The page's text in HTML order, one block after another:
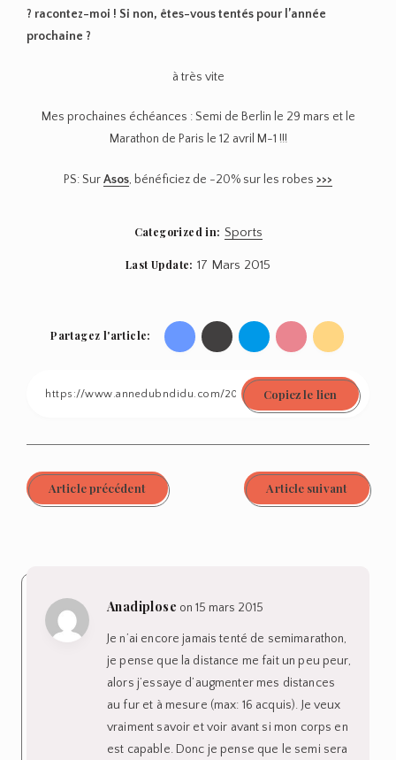
? racontez-moi ! Si non, êtes-vous tentés pour l’année
prochaine ?
à très vite
Mes prochaines échéances : Semi de Berlin le 29 mars et le
Marathon de Paris le 12 avril M-1 !!!
PS: SurAsos, bénéficiez de -20% sur les robes >>>
Categorized in: Sports
Last Update: 17 Mars 2015
Partagez l'article: Share
Facebook
Share
Twitter
Share
Linkedin
Share
Pinterest
Share
Email
Copiez le lien
Article précédent Article suivant
Anadiplose on 15 mars 2015
Je n’ai encore jamais tenté de semimarathon,
je pense que la distance me fait un peu peur,
alors j’essaye d’augmenter mes distances
au fur et à mesure (max: 16 acquis). Je veux
vraiment savoir et voir avant si mon corps en
est capable. Donc je pense que le semi sera